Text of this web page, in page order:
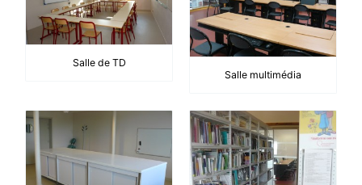
Salle de TD
Salle multimédia